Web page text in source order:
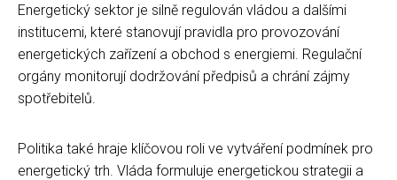
Energetický sektor je silně regulován vládou a dalšími
institucemi, které stanovují pravidla pro provozování
energetických zařízení a obchod s energiemi. Regulační
orgány monitorují dodržování předpisů a chrání zájmy
spotřebitelů.
Politika také hraje klíčovou roli ve vytváření podmínek pro
energetický trh. Vláda formuluje energetickou strategii a